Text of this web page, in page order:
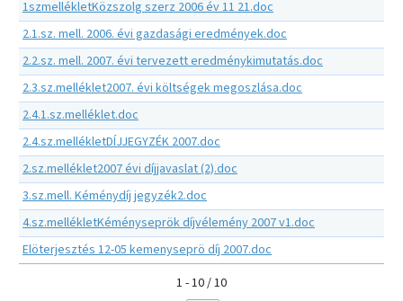
1szmellékletKözszolg szerz 2006 év 11 21.doc
2.1.sz. mell. 2006. évi gazdasági eredmények.doc
2.2.sz. mell. 2007. évi tervezett eredménykimutatás.doc
2.3.sz.melléklet2007. évi költségek megoszlása.doc
2.4.1.sz.melléklet.doc
2.4.sz.mellékletDÍJJEGYZÉK 2007.doc
2.sz.melléklet2007 évi díjjavaslat (2).doc
3.sz.mell. Kéménydíj jegyzék2.doc
4.sz.mellékletKéményseprök díjvélemény 2007 v1.doc
Elöterjesztés 12-05 kemenyseprö díj 2007.doc
1 - 10 / 10